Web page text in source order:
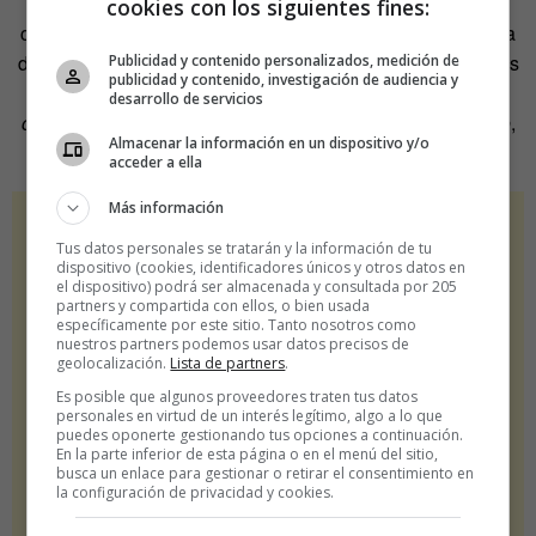
colectiva
, a beneficio de la protectora
de animales de Málaga y con la participación de 40 artistas
de todo el mundo; la citadaDon Gregorio. Homenaje
colectivo a Chiquito de la Calzada;
Damas del flamenco,
del legendario fotógrafo Paco Manzano.
cookies con los siguientes fines:
Publicidad y contenido personalizados, medición de
publicidad y contenido, investigación de audiencia y
desarrollo de servicios
Almacenar la información en un dispositivo y/o
acceder a ella
Más información
Tus datos personales se tratarán y la información de tu
dispositivo (cookies, identificadores únicos y otros datos en
el dispositivo) podrá ser almacenada y consultada por 205
partners y compartida con ellos, o bien usada
específicamente por este sitio. Tanto nosotros como
nuestros partners podemos usar datos precisos de
geolocalización. Lista de partners.
Es posible que algunos proveedores traten tus datos
personales en virtud de un interés legítimo, algo a lo que
puedes oponerte gestionando tus opciones a continuación.
En la parte inferior de esta página o en el menú del sitio,
busca un enlace para gestionar o retirar el consentimiento en
la configuración de privacidad y cookies.